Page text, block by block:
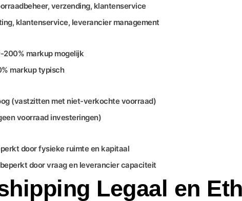
verzending, klantenservice
klantenservice, leverancier management
markup mogelijk
markup typisch
(vastzitten met niet-verkochte voorraad)
voorraad investeringen)
door fysieke ruimte en kapitaal
door vraag en leverancier capaciteit
Legaal en